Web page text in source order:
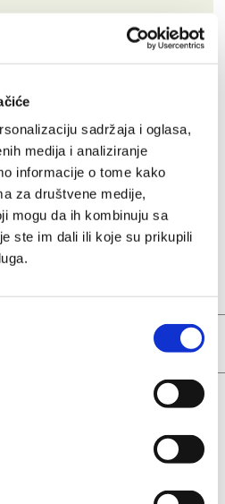
sadržaja i oglasa,
medija i analiziranje
informacije o tome kako
za društvene medije,
mogu da ih kombinuju sa
ste im dali ili koje su prikupili
kupca
na
mestu
Isprobajte
naše organske
proizvode
saznaj sve o novim
kozmetike i